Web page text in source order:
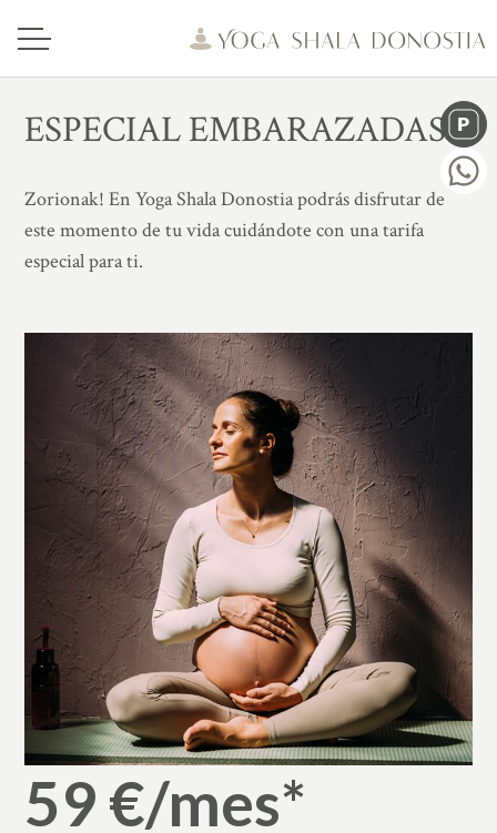
ESPECIAL EMBARAZADAS
Zorionak! En Yoga Shala Donostia podrás disfrutar de
este momento de tu vida cuidándote con una tarifa
especial para ti.
59 €/mes*